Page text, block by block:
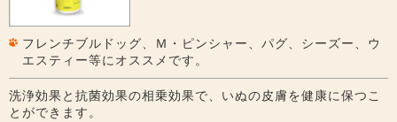
フレンチブルドッグ、Ｍ・ピンシャー、パグ、シーズー、ウ
エスティー等にオススメです。
洗浄効果と抗菌効果の相乗効果で、いぬの皮膚を健康に保つこ
とができます。